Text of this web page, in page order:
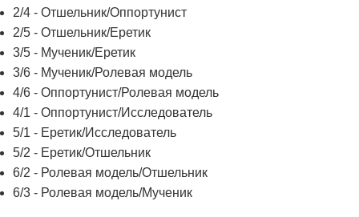
2/4 - Отшельник/Оппортунист
2/5 - Отшельник/Еретик
3/5 - Мученик/Еретик
3/6 - Мученик/Ролевая модель
4/6 - Оппортунист/Ролевая модель
4/1 - Оппортунист/Исследователь
5/1 - Еретик/Исследователь
5/2 - Еретик/Отшельник
6/2 - Ролевая модель/Отшельник
6/3 - Ролевая модель/Мученик